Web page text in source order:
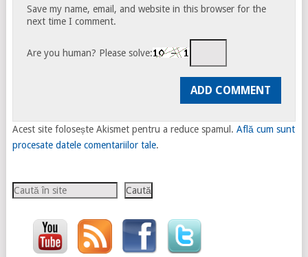
Save my name, email, and website in this browser for the
next time I comment.
Are you human? Please solve:
Acest site folosește Akismet pentru a reduce spamul. Află cum sunt
procesate datele comentariilor tale.
Caută Caută